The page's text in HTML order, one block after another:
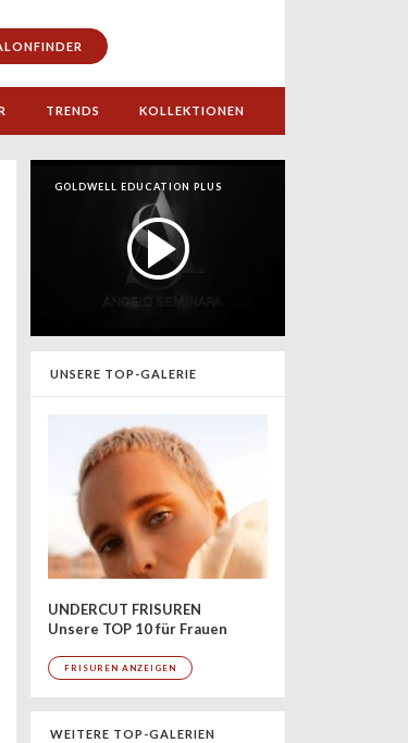
TRENDS KOLLEKTIONEN
GOLDWELL EDUCATION PLUS
UNSERE TOP-GALERIE
UNDERCUT FRISUREN
Unsere TOP 10 für Frauen
FRISUREN ANZEIGEN
WEITERE TOP-GALERIEN